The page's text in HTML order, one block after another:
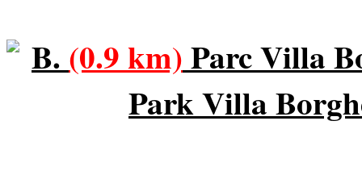
B. (0.9 km)Parc Villa
Park Villa